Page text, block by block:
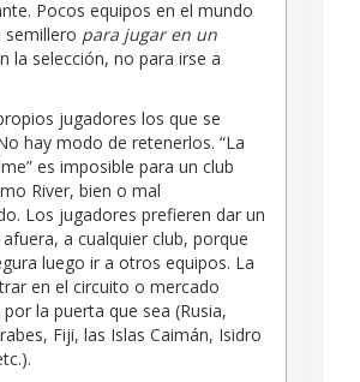
Pocos equipos en el mundo
semillero para jugar en un
la selección, no para irse a
jugadores los que se
hay modo de retenerlos. “La
es imposible para un club
River, bien o mal
Los jugadores prefieren dar un
a cualquier club, porque
luego ir a otros equipos. La
en el circuito o mercado
la puerta que sea (Rusia,
Fiji, las Islas Caimán, Isidro